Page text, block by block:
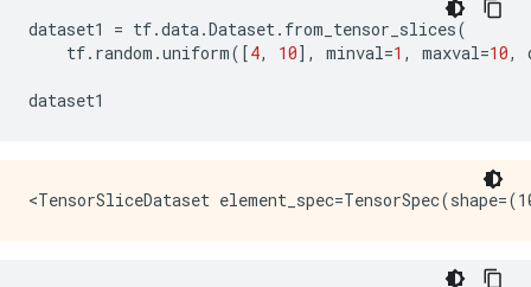
dataset1 = tf.data.Dataset. from_tensor_slices(
tf. random .uniform([4, 10], minval=1 , maxval=10,
dataset1